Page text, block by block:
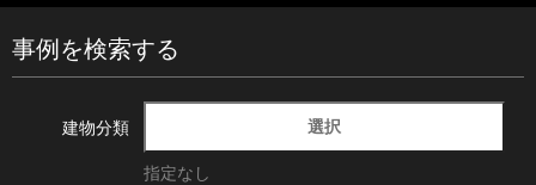
事例を検索する
建物分類 選択
指定なし